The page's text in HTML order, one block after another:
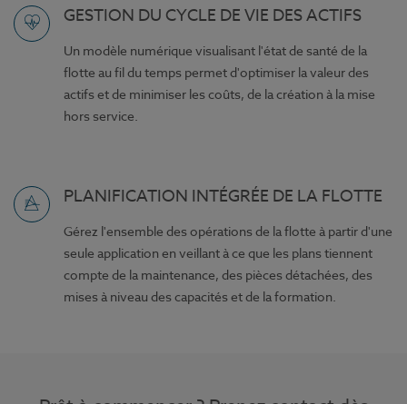
GESTION DU CYCLE DE VIE DES ACTIFS
Un modèle numérique visualisant l'état de santé de la
flotte au fil du temps permet d'optimiser la valeur des
actifs et de minimiser les coûts, de la création à la mise
hors service.
PLANIFICATION INTÉGRÉE DE LA FLOTTE
Gérez l'ensemble des opérations de la flotte à partir d'une
seule application en veillant à ce que les plans tiennent
compte de la maintenance, des pièces détachées, des
mises à niveau des capacités et de la formation.